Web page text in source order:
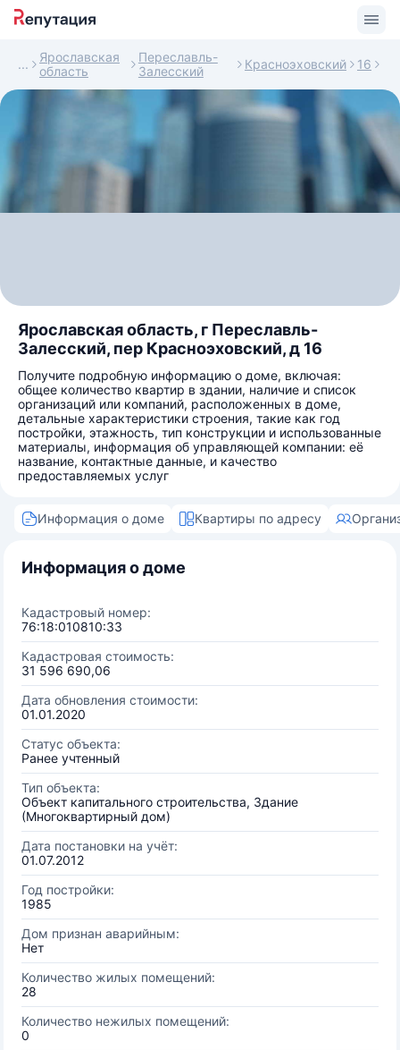
Ярославская
область
Переславль-
Залесский
Красноэховский 16
Ярославская область, г Переславль-
Залесский, пер Красноэховский, д 16
Получите подробную информацию о доме, включая:
общее количество квартир в здании, наличие и список
организаций или компаний, расположенных в доме,
детальные характеристики строения, такие как год
постройки, этажность, тип конструкции и использованные
материалы, информация об управляющей компании: её
название, контактные данные, и качество
предоставляемых услуг
Информация о доме Квартиры по адресу
Информация о доме
Кадастровый номер:
76:18:010810:33
Кадастровая стоимость:
31 596 690,06
Дата обновления стоимости:
01.01.2020
Статус объекта:
Ранее учтенный
Тип объекта:
Объект капитального строительства, Здание
(Многоквартирный дом)
Дата постановки на учёт:
01.07.2012
Год постройки:
1985
Дом признан аварийным:
Нет
Количество жилых помещений:
28
Количество нежилых помещений:
0